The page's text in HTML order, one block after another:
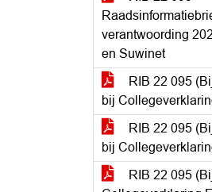
verantwoording
en Suwinet
RIB 22 095
bij
RIB 22 095
bij
RIB 22 095